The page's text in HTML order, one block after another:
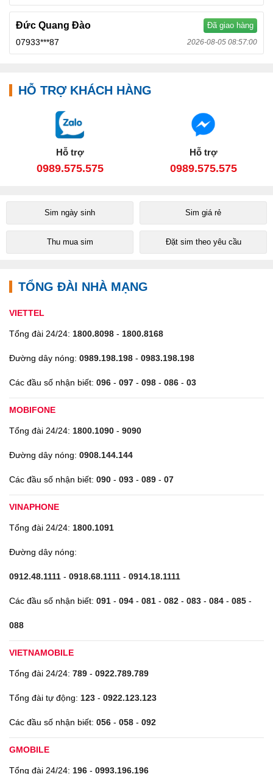
Đức Quang Đào Đã giao hàng
07933***87 2026-08-05 08:57:00
HỖ TRỢ KHÁCH HÀNG
Hỗ trợ
0989.575.575
Hỗ trợ
0989.575.575
Sim ngày sinh Sim giá rẻ
Thu mua sim Đặt sim theo yêu cầu
TỔNG ĐÀI NHÀ MẠNG
VIETTEL
Tổng đài 24/24: 1800.8098 - 1800.8168
Đường dây nóng: 0989.198.198 - 0983.198.198
Các đầu số nhận biết: 096 - 097 - 098 - 086 - 03
MOBIFONE
Tổng đài 24/24: 1800.1090 - 9090
Đường dây nóng: 0908.144.144
Các đầu số nhận biết: 090 - 093 - 089 - 07
VINAPHONE
Tổng đài 24/24: 1800.1091
Đường dây nóng:
0912.48.1111 - 0918.68.1111 - 0914.18.1111
Các đầu số nhận biết: 091 - 094 - 081 - 082 - 083 - 084 - 085 -
088
VIETNAMOBILE
Tổng đài 24/24: 789 - 0922.789.789
Tổng đài tự động: 123 - 0922.123.123
Các đầu số nhận biết: 056 - 058 - 092
GMOBILE
Tổng đài 24/24: 196 - 0993.196.196